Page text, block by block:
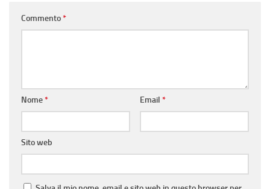
Commento*
Nome* Email *
Sito web